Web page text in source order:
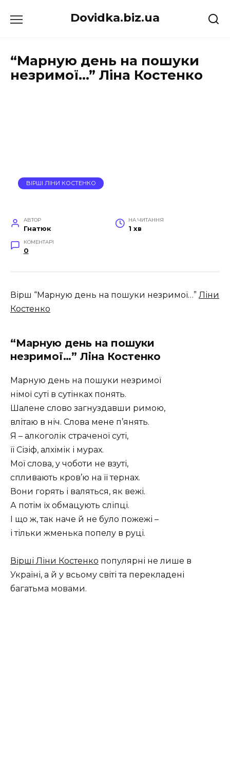
до
Dovidka.biz.ua
“Марную день на пошуки
незримої…” Ліна Костенко
ВІРШІ ЛІНИ КОСТЕНКО
АВТОР
Гнатюк
НА ЧИТАННЯ
1 хв
КОМЕНТАРІ
0
Вірш “Марную день на пошуки незримої…” Ліни
Костенко
“Марную день на пошуки
незримої…” Ліна Костенко
Марную день на пошуки незримої
німої суті в сутінках понять.
Шалене слово загнуздавши римою,
влітаю в ніч. Слова мене п’янять.
Я – алкоголік страченої суті,
її Сізіф, алхімік і мурах.
Мої слова, у чоботи не взуті,
спливають кров’ю на її тернах.
Вони горять і валяться, як вежі.
А потім їх обмацують сліпці.
І що ж, так наче й не було пожежі –
і тільки жменька попелу в руці.
Вірші Ліни Костенко популярні не лише в
Україні, а й у всьому світі та перекладені
багатьма мовами.